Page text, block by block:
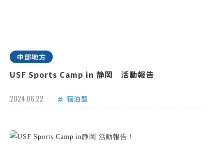
中部地方
USF Sports Camp in 静岡 活動報告
2024.06.22 宿泊型